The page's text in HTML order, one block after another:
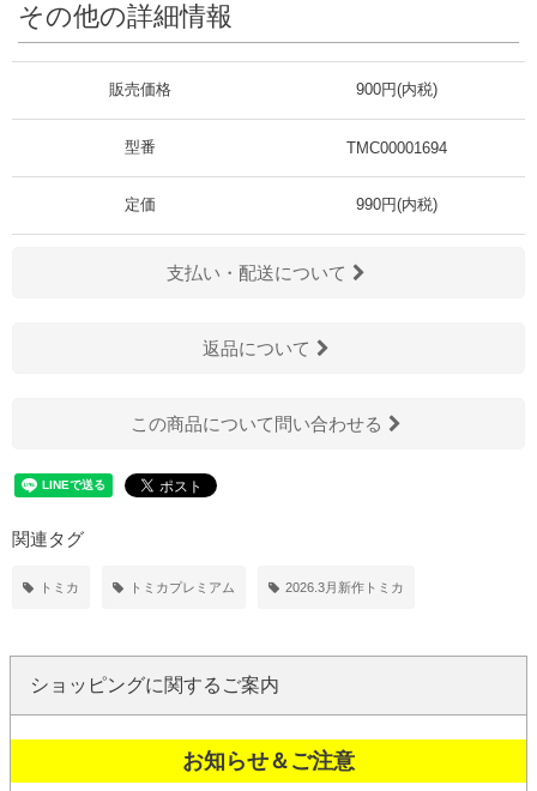
その他の詳細情報
販売価格 900円(内税)
型番 TMC00001694
定価 990円(内税)
支払い・配送について
返品について
この商品について問い合わせる
関連タグ
トミカ トミカプレミアム 2026.3月新作トミカ
ショッピングに関するご案内
お知らせ＆ご注意